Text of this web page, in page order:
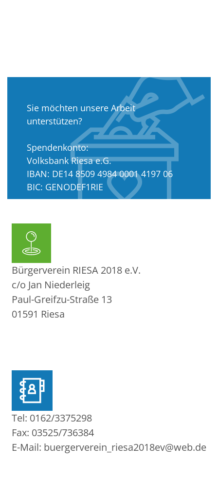
Sie möchten unsere Arbeit
unterstützen?
Spendenkonto:
Volksbank Riesa e.G.
IBAN: DE14 8509 4984 0001 4197 06
BIC: GENODEF1RIE
Bürgerverein RIESA 2018 e.V.
c/o Jan Niederleig
Paul-Greifzu-Straße 13
01591 Riesa
Tel: 0162/3375298
Fax: 03525/736384
E-Mail: buergerverein_riesa2018ev@web.de